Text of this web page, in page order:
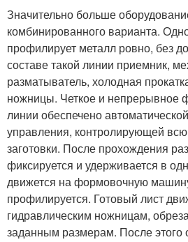
Значительно больше
комбинированного варианта.
профилирует металл ровно, без
составе такой линии приемник,
разматыватель, холодная
ножницы. Четкое и непрерывное
линии обеспечено
управления, контролирующей
заготовки. После прохождения
фиксируется и удерживается в
движется на формовочную
профилируется. Готовый лист
гидравлическим ножницам,
заданным размерам. После этого